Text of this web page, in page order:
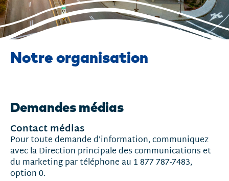
Notre organisation
et
communiqués
Demandes médias
Contact médias
Pour toute demande d’information, communiquez
avec la Direction principale des communications et
du marketing par téléphone au 1 877 787-7483,
option 0.